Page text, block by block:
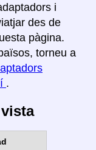
i
des de
pàgina.
torneu a
.